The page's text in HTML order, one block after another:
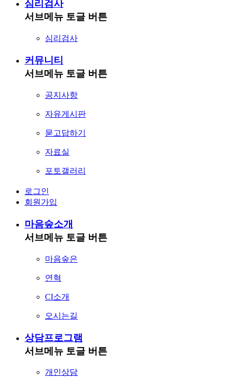
심리검사
서브메뉴 토글 버튼
심리검사
커뮤니티
서브메뉴 토글 버튼
공지사항
자유게시판
묻고답하기
자료실
포토갤러리
로그인
회원가입
마음숲소개
서브메뉴 토글 버튼
마음숲은
연혁
CI소개
오시는길
상담프로그램
서브메뉴 토글 버튼
개인상담